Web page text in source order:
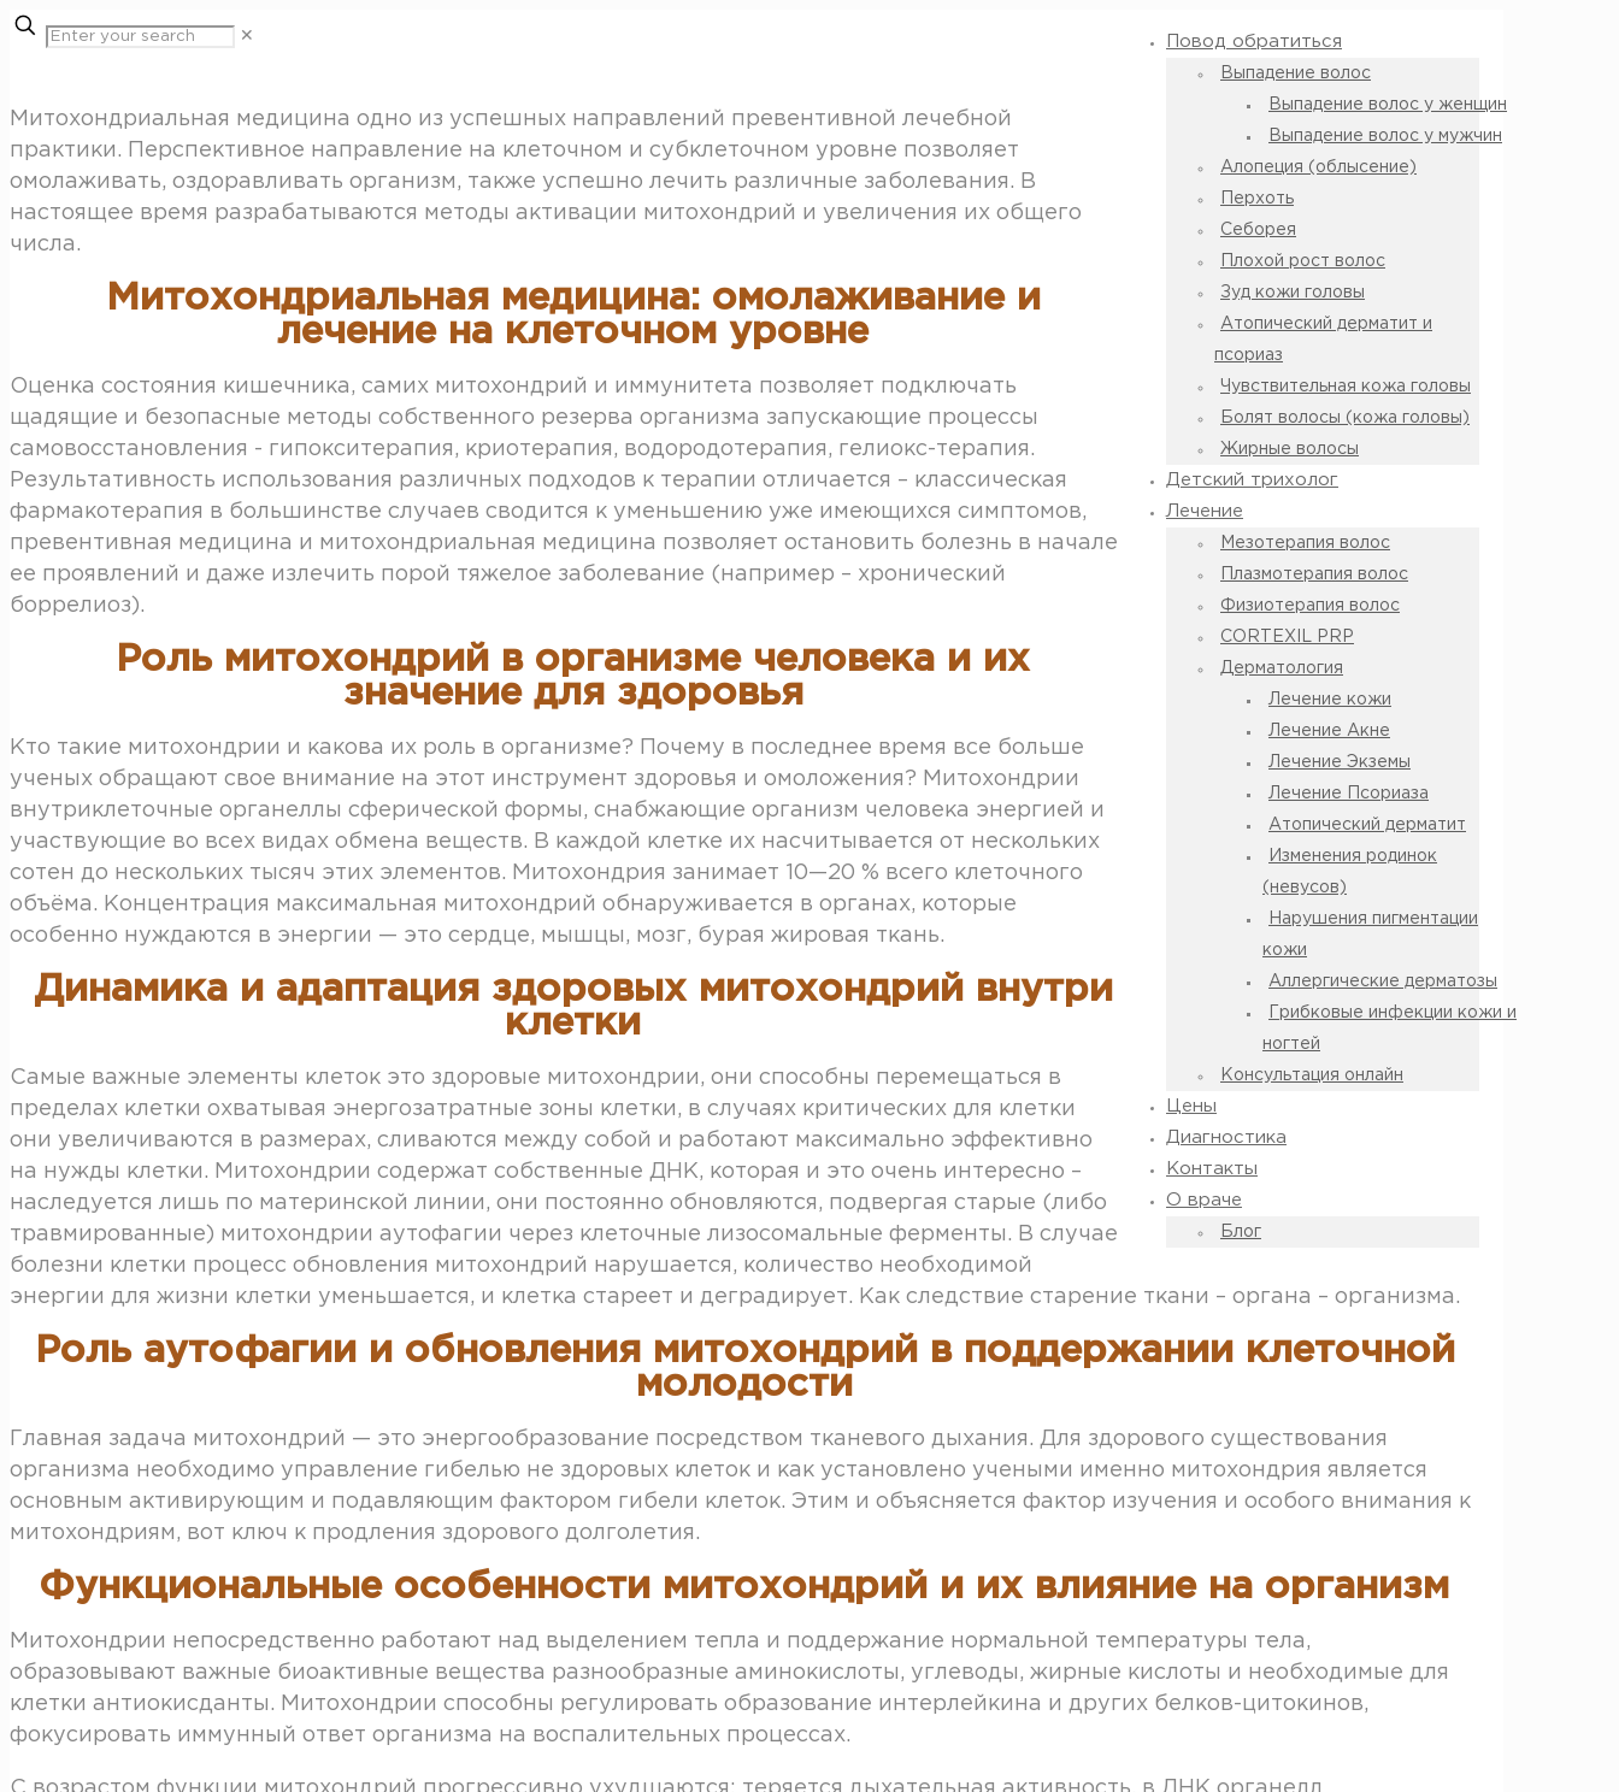
Повод обратиться
Выпадение волос
Выпадение волос у женщин
Выпадение волос у мужчин
Алопеция (облысение)
Перхоть
Себорея
Плохой рост волос
Зуд кожи головы
Атопический дерматит и
псориаз
Чувствительная кожа головы
Болят волосы (кожа головы)
Жирные волосы
Детский трихолог
Лечение
Мезотерапия волос
Плазмотерапия волос
Физиотерапия волос
CORTEXIL PRP
Дерматология
Лечение кожи
Лечение Акне
Лечение Экземы
Лечение Псориаза
Атопический дерматит
Изменения родинок
(невусов)
Нарушения пигментации
кожи
Аллергические дерматозы
Грибковые инфекции кожи и
ногтей
Консультация онлайн
Цены
Диагностика
Контакты
О враче
Блог
✕
Митохондриальная медицина одно из успешных направлений превентивной лечебной
практики. Перспективное направление на клеточном и субклеточном уровне позволяет
омолаживать, оздоравливать организм, также успешно лечить различные заболевания. В
настоящее время разрабатываются методы активации митохондрий и увеличения их общего
числа.
Митохондриальная медицина: омолаживание и
лечение на клеточном уровне
Оценка состояния кишечника, самих митохондрий и иммунитета позволяет подключать
щадящие и безопасные методы собственного резерва организма запускающие процессы
самовосстановления - гипокситерапия, криотерапия, водородотерапия, гелиокс-терапия.
Результативность использования различных подходов к терапии отличается – классическая
фармакотерапия в большинстве случаев сводится к уменьшению уже имеющихся симптомов,
превентивная медицина и митохондриальная медицина позволяет остановить болезнь в начале
ее проявлений и даже излечить порой тяжелое заболевание (например – хронический
боррелиоз).
Роль митохондрий в организме человека и их
значение для здоровья
Кто такие митохондрии и какова их роль в организме? Почему в последнее время все больше
ученых обращают свое внимание на этот инструмент здоровья и омоложения? Митохондрии
внутриклеточные органеллы сферической формы, снабжающие организм человека энергией и
участвующие во всех видах обмена веществ. В каждой клетке их насчитывается от нескольких
сотен до нескольких тысяч этих элементов. Митохондрия занимает 10—20 % всего клеточного
объёма. Концентрация максимальная митохондрий обнаруживается в органах, которые
особенно нуждаются в энергии — это сердце, мышцы, мозг, бурая жировая ткань.
Динамика и адаптация здоровых митохондрий внутри
клетки
Самые важные элементы клеток это здоровые митохондрии, они способны перемещаться в
пределах клетки охватывая энергозатратные зоны клетки, в случаях критических для клетки
они увеличиваются в размерах, сливаются между собой и работают максимально эффективно
на нужды клетки. Митохондрии содержат собственные ДНК, которая и это очень интересно –
наследуется лишь по материнской линии, они постоянно обновляются, подвергая старые (либо
травмированные) митохондрии аутофагии через клеточные лизосомальные ферменты. В случае
болезни клетки процесс обновления митохондрий нарушается, количество необходимой
энергии для жизни клетки уменьшается, и клетка стареет и деградирует. Как следствие старение ткани – органа – организма.
Роль аутофагии и обновления митохондрий в поддержании клеточной
молодости
Главная задача митохондрий — это энергообразование посредством тканевого дыхания. Для здорового существования
организма необходимо управление гибелью не здоровых клеток и как установлено учеными именно митохондрия является
основным активирующим и подавляющим фактором гибели клеток. Этим и объясняется фактор изучения и особого внимания к
митохондриям, вот ключ к продления здорового долголетия.
Функциональные особенности митохондрий и их влияние на организм
Митохондрии непосредственно работают над выделением тепла и поддержание нормальной температуры тела,
образовывают важные биоактивные вещества разнообразные аминокислоты, углеводы, жирные кислоты и необходимые для
клетки антиокисданты. Митохондрии способны регулировать образование интерлейкина и других белков-цитокинов,
фокусировать иммунный ответ организма на воспалительных процессах.